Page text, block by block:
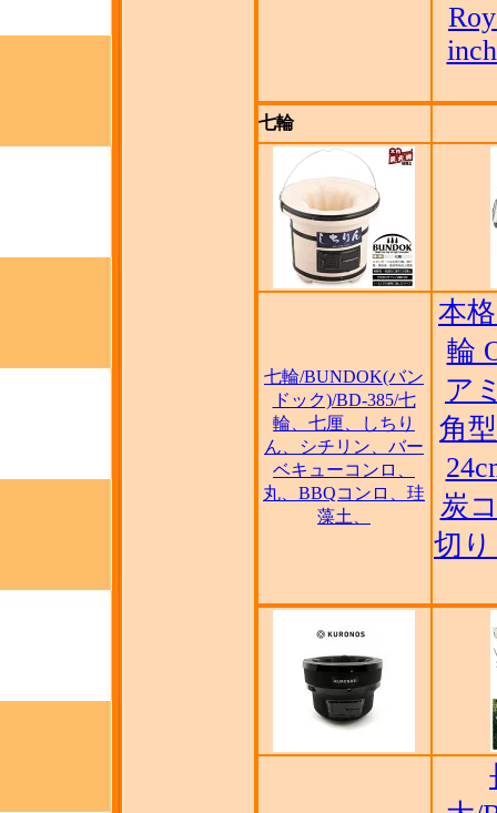
七輪
七輪/BUNDOK(バン
ドック)/BD-385/七
輪、七厘、しちり
ん、シチリン、バー
ベキューコンロ、
丸、BBQコンロ、珪
藻土、
本
輪
ア
角
炭
切